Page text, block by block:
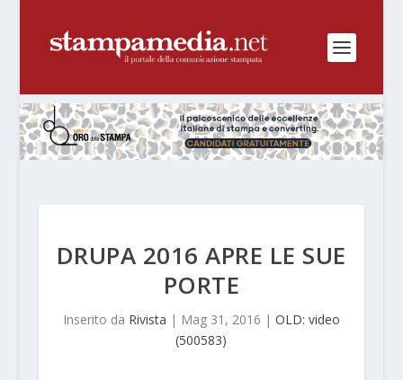
DRUPA 2016 APRE LE SUE
PORTE
Inserito da Rivista | Mag 31, 2016 | OLD: video
(500583)